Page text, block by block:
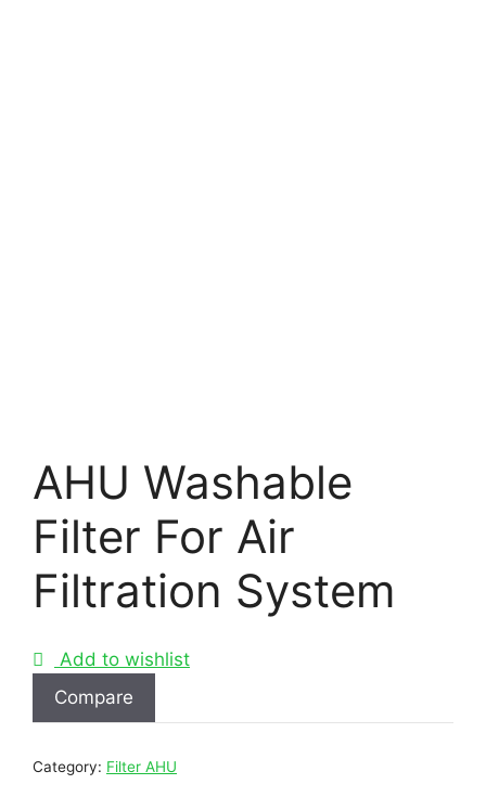
AHU Washable
Filter For Air
Filtration System
Add to wishlist
Compare
Category: Filter AHU